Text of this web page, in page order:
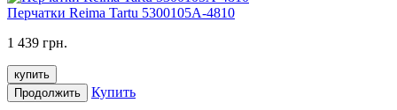
Перчатки Reima Tartu 5300105A-4810
1 439 грн.
купить
Продолжить
Купить